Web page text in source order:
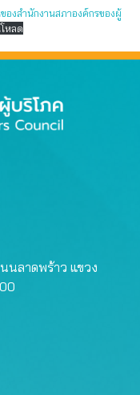
งสำนักงานสภาองค์กรของผู้
หลด
นลาดพร้าว แขวง